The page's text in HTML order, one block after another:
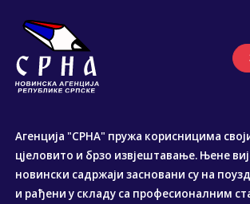
Агенција "СРНА" пружа корисницима
цјеловито и брзо извјештавање. Њене
новински садржаји засновани су на
и рађени у складу са професионалним